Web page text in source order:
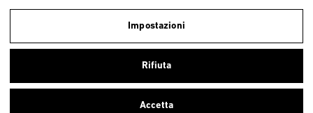
Utilizziamo cookies propri e di terze parti per realizzare analisi della
navigazione degli utenti e così poter offrire un miglior servizio.
ulteriori informazioniclicca qui.
ITALIA
NEDERLAND
ÖSTERREICH
Impostazioni
Rifiuta
Accetta